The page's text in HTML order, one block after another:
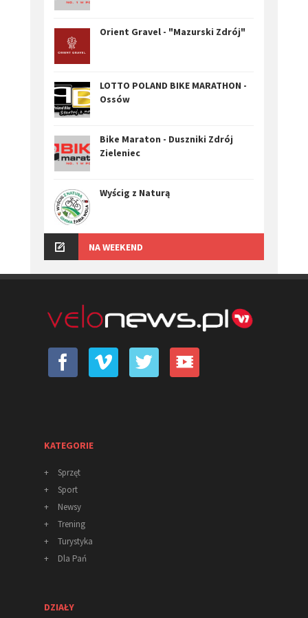
Orient Gravel - "Mazurski Zdrój"
LOTTO POLAND BIKE MARATHON -
Ossów
Bike Maraton - Duszniki Zdrój
Zieleniec
Wyścig z Naturą
NA WEEKEND
KATEGORIE
+
Sprzęt
+
Sport
+
Newsy
+
Trening
+
Turystyka
+
Dla Pań
DZIAŁY